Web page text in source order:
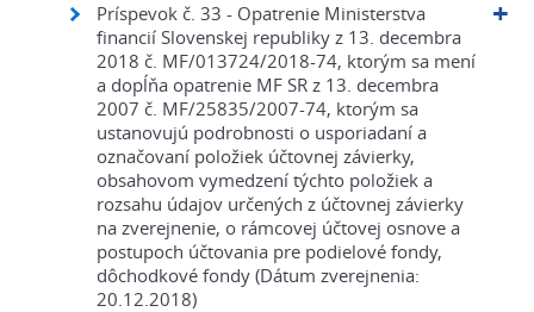
Príspevok č. 33 - Opatrenie Ministerstva
financií Slovenskej republiky z 13. decembra
2018 č. MF/013724/2018-74, ktorým sa mení
a dopĺňa opatrenie MF SR z 13. decembra
2007 č. MF/25835/2007-74, ktorým sa
ustanovujú podrobnosti o usporiadaní a
označovaní položiek účtovnej závierky,
obsahovom vymedzení týchto položiek a
rozsahu údajov určených z účtovnej závierky
na zverejnenie, o rámcovej účtovej osnove a
postupoch účtovania pre podielové fondy,
dôchodkové fondy (Dátum zverejnenia:
20.12.2018)